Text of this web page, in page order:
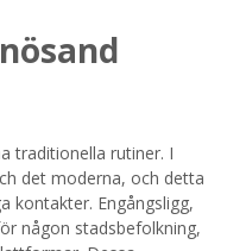
Villkorenoch
ta emot information och
Jag kan dra
traditionella rutiner. I
det moderna, och detta
kontakter. Engångsligg,
någon stadsbefolkning,